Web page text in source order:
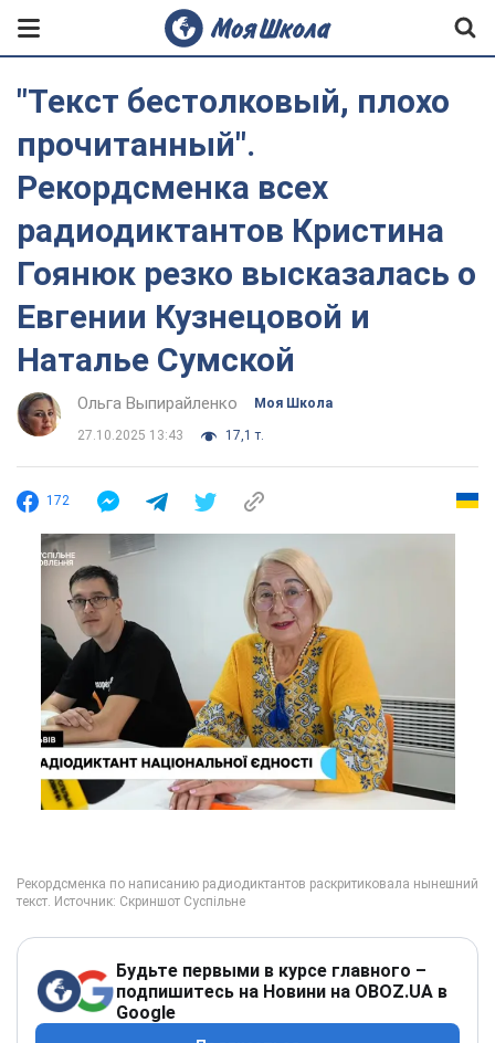
"Текст бестолковый, плохо
прочитанный".
Рекордсменка всех
радиодиктантов Кристина
Гоянюк резко высказалась о
Евгении Кузнецовой и
Наталье Сумской
Ольга Выпирайленко Моя Школа
27.10.2025 13:43 17,1 т.
172
Будьте первыми в курсе главного –
подпишитесь на Новини на OBOZ.UA в
Google